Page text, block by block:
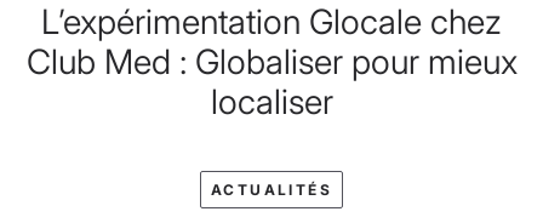
L’expérimentation Glocale chez
Club Med : Globaliser pour mieux
localiser
ACTUALITÉS